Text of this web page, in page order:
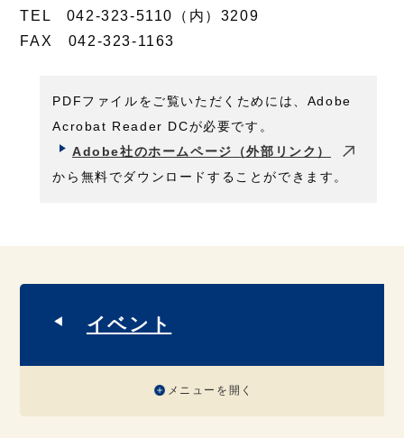
TEL 042-323-5110（内）3209
FAX 042-323-1163
PDFファイルをご覧いただくためには、Adobe
Acrobat Reader DCが必要です。
Adobe社のホームページ（外部リンク）
から無料でダウンロードすることができます。
イベント
メニューを開く